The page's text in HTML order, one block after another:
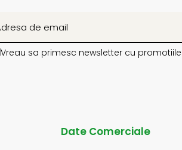
Vreau sa primesc newsletter cu
Date Comerciale